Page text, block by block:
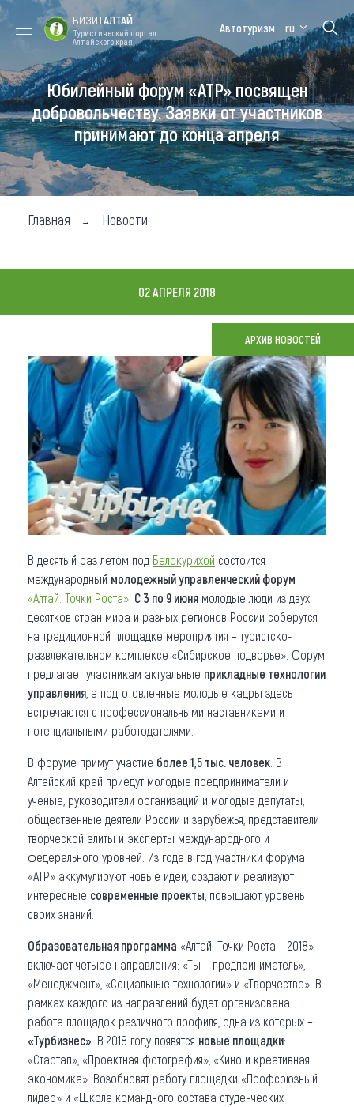
Форум VISIT
ALTAI
Цветение
маральника
Медицинский
форум
Алтайская
зимовка
Туры
Где побывать
Чем заняться
Карта
Что привезти (сувениры)
О регионе
Коллекция впечатлений
Другие рубрики
ВИЗИТАЛТАЙ
Туристический портал
Алтайского края
Автотуризм ru
Юбилейный форум «АТР» посвящен
добровольчеству. Заявки от участников
принимают до конца апреля
Главная Новости
02 АПРЕЛЯ 2018
АРХИВ НОВОСТЕЙ
В десятый раз летом под Белокурихой состоится
международный молодежный управленческий форум
«Алтай. Точки Роста» С 3 по 9 июня молодые люди из двух
десятков стран мира и разных регионов России соберутся
на традиционной площадке мероприятия – туристско-
развлекательном комплексе «Сибирское подворье». Форум
предлагает участникам актуальные прикладные технологии
управления , а подготовленные молодые кадры здесь
встречаются с профессиональными наставниками и
потенциальными работодателями.
В форуме примут участие более 1,5 тыс. человек . В
Алтайский край приедут молодые предприниматели и
ученые, руководители организаций и молодые депутаты,
общественные деятели России и зарубежья, представители
творческой элиты и эксперты международного и
федерального уровней. Из года в год участники форума
«АТР» аккумулируют новые идеи, создают и реализуют
интересные современные проекты , повышают уровень
своих знаний.
Образовательная программа «Алтай. Точки Роста – 2018»
включает четыре направления: «Ты – предприниматель»,
«Менеджмент», «Социальные технологии» и «Творчество». В
рамках каждого из направлений будет организована
работа площадок различного профиля, одна из которых –
«Турбизнес» . В 2018 году появятся новые площадки:
«Стартап», «Проектная фотография», «Кино и креативная
экономика». Возобновят работу площадки «Профсоюзный
лидер» и «Школа командного состава студенческих